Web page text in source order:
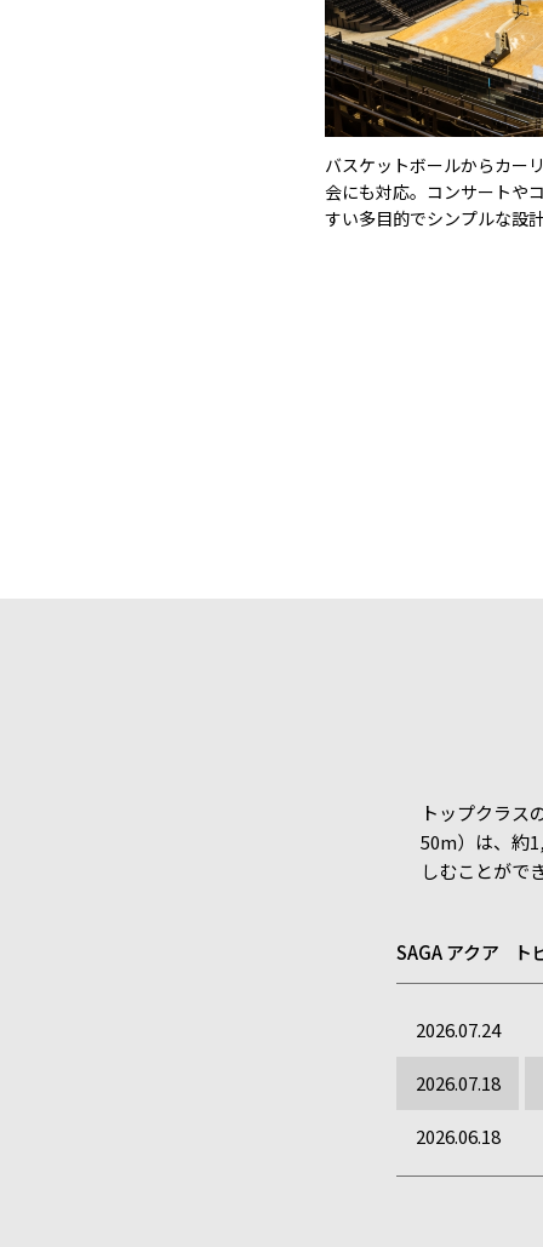
バスケットボールからカー
会にも対応。コンサートや
すい多目的でシンプルな設
トップクラス
50m）は、約
しむことがで
SAGA アクア ト
2026.07.24
2026.07.18
2026.06.18